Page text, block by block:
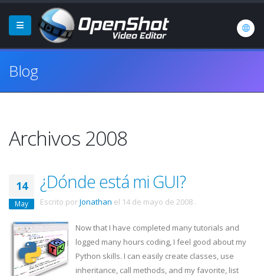
Blog
Archivos 2008
14
May
¿Dónde está mi GUI?
Escrito porJonathan el 14 de mayo de 2008 .
Now that I have completed many tutorials and
logged many hours coding, I feel good about my
Python skills. I can easily create classes, use
inheritance, call methods, and my favorite, list